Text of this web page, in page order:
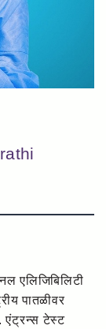
एलिजिबिलिटी
पातळीवर
एंट्रन्स टेस्ट